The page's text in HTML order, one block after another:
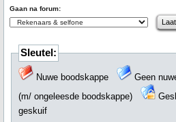
Gaan na forum:
Sleutel:
Nuwe boodskappe Geen
(m/ ongeleesde boodskappe)
geskuif